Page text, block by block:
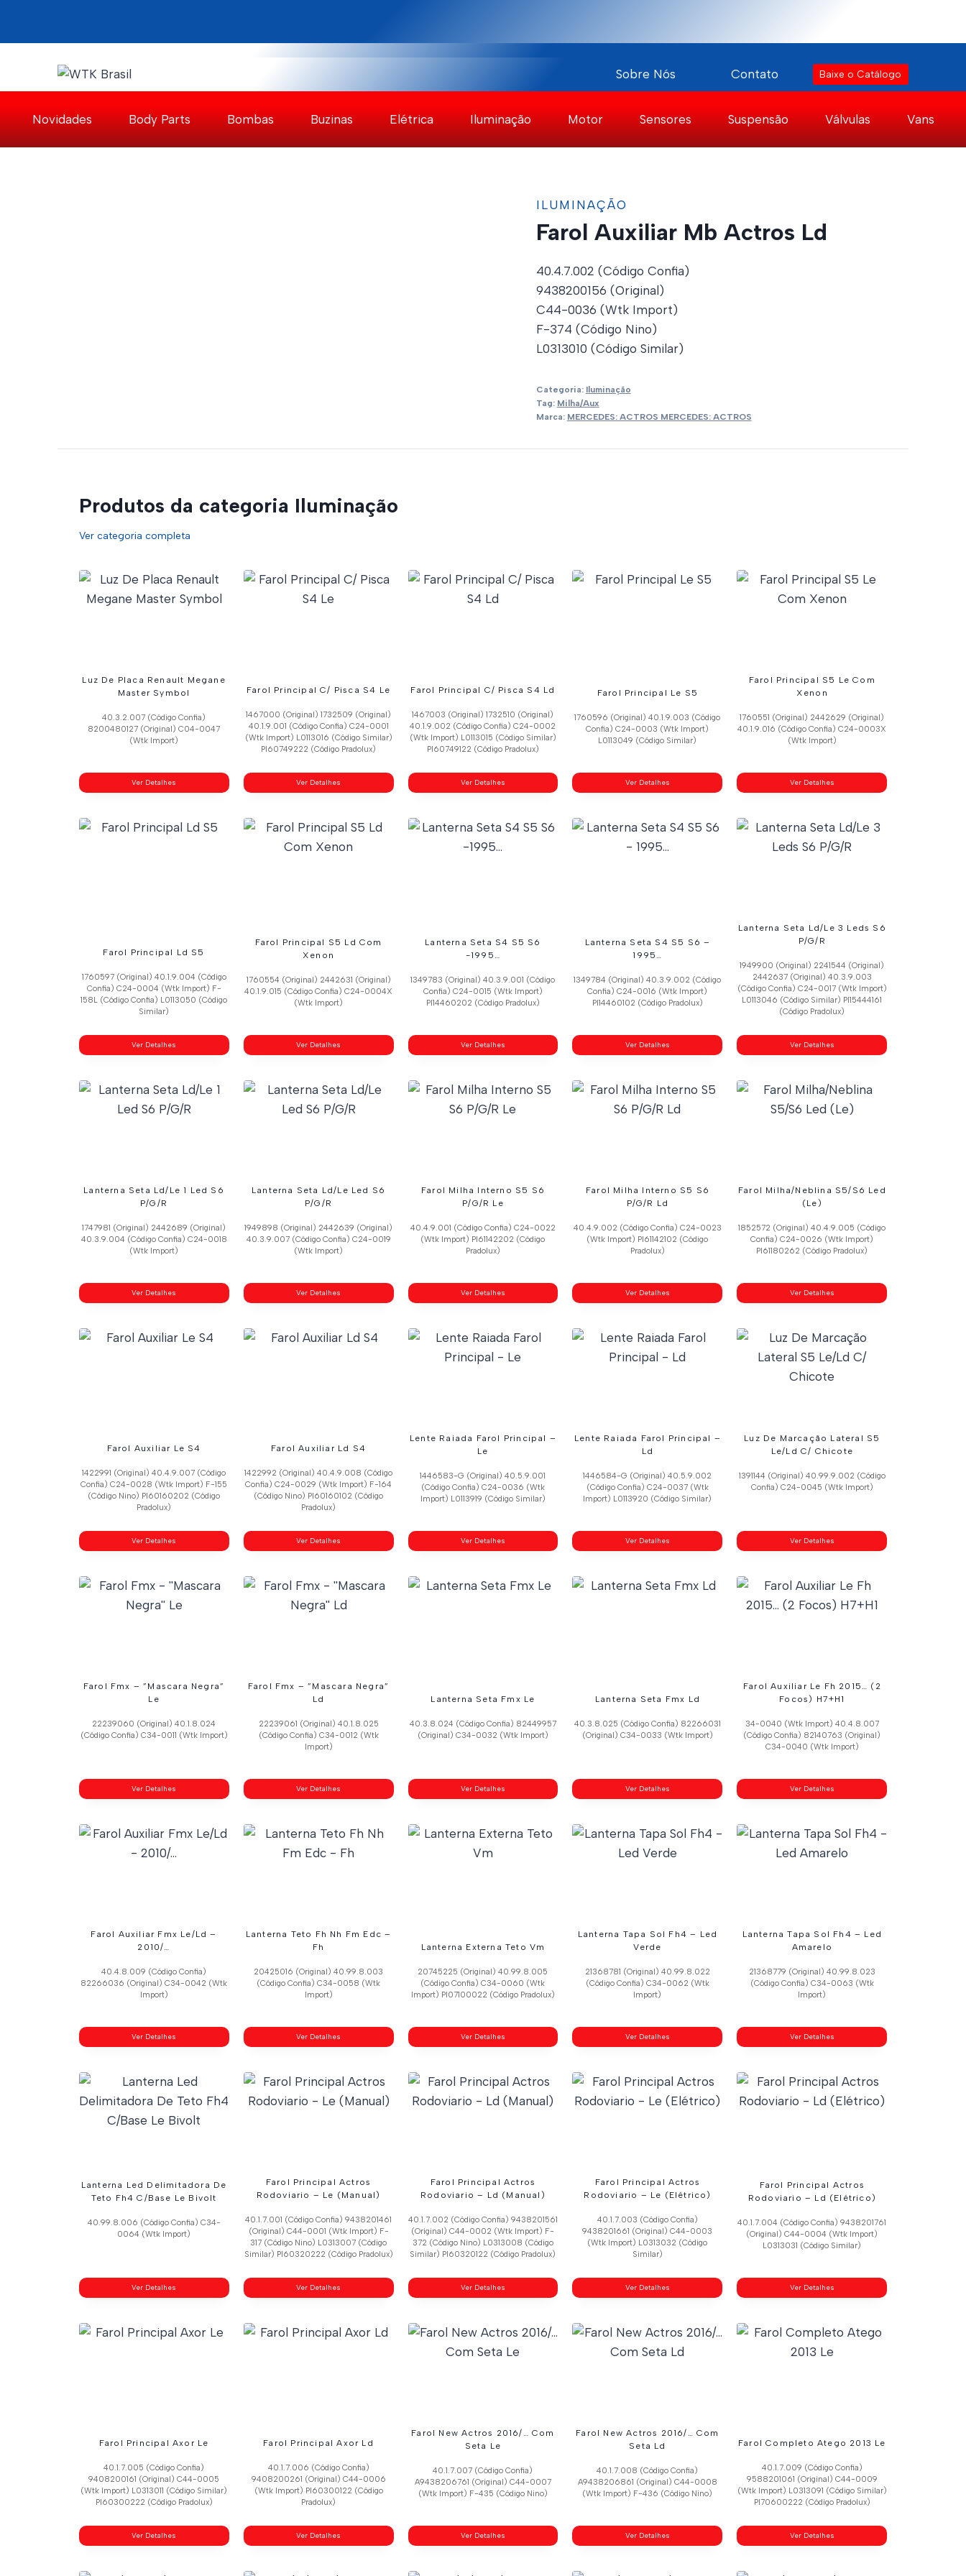
o
Sobre Nós Contato Baixe o Catálogo
Novidades Body Parts Bombas Buzinas Elétrica Iluminação Motor Sensores Suspensão Válvulas Vans
ILUMINAÇÃO
Farol Auxiliar Mb Actros Ld
40.4.7.002 (Código Confia)
9438200156 (Original)
C44-0036 (Wtk Import)
F-374 (Código Nino)
L0313010 (Código Similar)
Categoria: Iluminação
Tag: Milha/Aux
Marca: MERCEDES: ACTROS MERCEDES: ACTROS
Produtos da categoria Iluminação
Ver categoria completa
Luz De Placa Renault Megane
Master Symbol
40.3.2.007 (Código Confia)
8200480127 (Original) C04-0047
(Wtk Import)
Ver Detalhes
Farol Principal C/ Pisca S4 Le
1467000 (Original) 1732509 (Original)
40.1.9.001 (Código Confia) C24-0001
(Wtk Import) L0113016 (Código Similar)
Pl60749222 (Código Pradolux)
Ver Detalhes
Farol Principal C/ Pisca S4 Ld
1467003 (Original) 1732510 (Original)
40.1.9.002 (Código Confia) C24-0002
(Wtk Import) L0113015 (Código Similar)
Pl60749122 (Código Pradolux)
Ver Detalhes
Farol Principal Le S5
1760596 (Original) 40.1.9.003 (Código
Confia) C24-0003 (Wtk Import)
L0113049 (Código Similar)
Ver Detalhes
Farol Principal S5 Le Com
Xenon
1760551 (Original) 2442629 (Original)
40.1.9.016 (Código Confia) C24-0003X
(Wtk Import)
Ver Detalhes
Farol Principal Ld S5
1760597 (Original) 40.1.9.004 (Código
Confia) C24-0004 (Wtk Import) F-
158L (Código Confia) L0113050 (Código
Similar)
Ver Detalhes
Farol Principal S5 Ld Com
Xenon
1760554 (Original) 2442631 (Original)
40.1.9.015 (Código Confia) C24-0004X
(Wtk Import)
Ver Detalhes
Lanterna Seta S4 S5 S6
-1995…
1349783 (Original) 40.3.9.001 (Código
Confia) C24-0015 (Wtk Import)
Pl14460202 (Código Pradolux)
Ver Detalhes
Lanterna Seta S4 S5 S6 –
1995…
1349784 (Original) 40.3.9.002 (Código
Confia) C24-0016 (Wtk Import)
Pl14460102 (Código Pradolux)
Ver Detalhes
Lanterna Seta Ld/Le 3 Leds S6
P/G/R
1949900 (Original) 2241544 (Original)
2442637 (Original) 40.3.9.003
(Código Confia) C24-0017 (Wtk Import)
L0113046 (Código Similar) Pl15444161
(Código Pradolux)
Ver Detalhes
Lanterna Seta Ld/Le 1 Led S6
P/G/R
1747981 (Original) 2442689 (Original)
40.3.9.004 (Código Confia) C24-0018
(Wtk Import)
Ver Detalhes
Lanterna Seta Ld/Le Led S6
P/G/R
1949898 (Original) 2442639 (Original)
40.3.9.007 (Código Confia) C24-0019
(Wtk Import)
Ver Detalhes
Farol Milha Interno S5 S6
P/G/R Le
40.4.9.001 (Código Confia) C24-0022
(Wtk Import) Pl61142202 (Código
Pradolux)
Ver Detalhes
Farol Milha Interno S5 S6
P/G/R Ld
40.4.9.002 (Código Confia) C24-0023
(Wtk Import) Pl61142102 (Código
Pradolux)
Ver Detalhes
Farol Milha/Neblina S5/S6 Led
(Le)
1852572 (Original) 40.4.9.005 (Código
Confia) C24-0026 (Wtk Import)
Pl61180262 (Código Pradolux)
Ver Detalhes
Farol Auxiliar Le S4
1422991 (Original) 40.4.9.007 (Código
Confia) C24-0028 (Wtk Import) F-155
(Código Nino) Pl60160202 (Código
Pradolux)
Ver Detalhes
Farol Auxiliar Ld S4
1422992 (Original) 40.4.9.008 (Código
Confia) C24-0029 (Wtk Import) F-164
(Código Nino) Pl60160102 (Código
Pradolux)
Ver Detalhes
Lente Raiada Farol Principal –
Le
1446583-G (Original) 40.5.9.001
(Código Confia) C24-0036 (Wtk
Import) L0113919 (Código Similar)
Ver Detalhes
Lente Raiada Farol Principal –
Ld
1446584-G (Original) 40.5.9.002
(Código Confia) C24-0037 (Wtk
Import) L0113920 (Código Similar)
Ver Detalhes
Luz De Marcação Lateral S5
Le/Ld C/ Chicote
1391144 (Original) 40.99.9.002 (Código
Confia) C24-0045 (Wtk Import)
Ver Detalhes
Farol Fmx – ”Mascara Negra”
Le
22239060 (Original) 40.1.8.024
(Código Confia) C34-0011 (Wtk Import)
Ver Detalhes
Farol Fmx – ”Mascara Negra”
Ld
22239061 (Original) 40.1.8.025
(Código Confia) C34-0012 (Wtk
Import)
Ver Detalhes
Lanterna Seta Fmx Le
40.3.8.024 (Código Confia) 82449957
(Original) C34-0032 (Wtk Import)
Ver Detalhes
Lanterna Seta Fmx Ld
40.3.8.025 (Código Confia) 82266031
(Original) C34-0033 (Wtk Import)
Ver Detalhes
Farol Auxiliar Le Fh 2015… (2
Focos) H7+H1
34-0040 (Wtk Import) 40.4.8.007
(Código Confia) 82140763 (Original)
C34-0040 (Wtk Import)
Ver Detalhes
Farol Auxiliar Fmx Le/Ld –
2010/…
40.4.8.009 (Código Confia)
82266036 (Original) C34-0042 (Wtk
Import)
Ver Detalhes
Lanterna Teto Fh Nh Fm Edc –
Fh
20425016 (Original) 40.99.8.003
(Código Confia) C34-0058 (Wtk
Import)
Ver Detalhes
Lanterna Externa Teto Vm
20745225 (Original) 40.99.8.005
(Código Confia) C34-0060 (Wtk
Import) Pl07100022 (Código Pradolux)
Ver Detalhes
Lanterna Tapa Sol Fh4 – Led
Verde
21368781 (Original) 40.99.8.022
(Código Confia) C34-0062 (Wtk
Import)
Ver Detalhes
Lanterna Tapa Sol Fh4 – Led
Amarelo
21368779 (Original) 40.99.8.023
(Código Confia) C34-0063 (Wtk
Import)
Ver Detalhes
Lanterna Led Delimitadora De
Teto Fh4 C/Base Le Bivolt
40.99.8.006 (Código Confia) C34-
0064 (Wtk Import)
Ver Detalhes
Farol Principal Actros
Rodoviario – Le (Manual)
40.1.7.001 (Código Confia) 9438201461
(Original) C44-0001 (Wtk Import) F-
317 (Código Nino) L0313007 (Código
Similar) Pl60320222 (Código Pradolux)
Ver Detalhes
Farol Principal Actros
Rodoviario – Ld (Manual)
40.1.7.002 (Código Confia) 9438201561
(Original) C44-0002 (Wtk Import) F-
372 (Código Nino) L0313008 (Código
Similar) Pl60320122 (Código Pradolux)
Ver Detalhes
Farol Principal Actros
Rodoviario – Le (Elétrico)
40.1.7.003 (Código Confia)
9438201661 (Original) C44-0003
(Wtk Import) L0313032 (Código
Similar)
Ver Detalhes
Farol Principal Actros
Rodoviario – Ld (Elétrico)
40.1.7.004 (Código Confia) 9438201761
(Original) C44-0004 (Wtk Import)
L0313031 (Código Similar)
Ver Detalhes
Farol Principal Axor Le
40.1.7.005 (Código Confia)
9408200161 (Original) C44-0005
(Wtk Import) L0313011 (Código Similar)
Pl60300222 (Código Pradolux)
Ver Detalhes
Farol Principal Axor Ld
40.1.7.006 (Código Confia)
9408200261 (Original) C44-0006
(Wtk Import) Pl60300122 (Código
Pradolux)
Ver Detalhes
Farol New Actros 2016/… Com
Seta Le
40.1.7.007 (Código Confia)
A9438206761 (Original) C44-0007
(Wtk Import) F-435 (Código Nino)
Ver Detalhes
Farol New Actros 2016/… Com
Seta Ld
40.1.7.008 (Código Confia)
A9438206861 (Original) C44-0008
(Wtk Import) F-436 (Código Nino)
Ver Detalhes
Farol Completo Atego 2013 Le
40.1.7.009 (Código Confia)
9588201061 (Original) C44-0009
(Wtk Import) L0313091 (Código Similar)
Pl70600222 (Código Pradolux)
Ver Detalhes